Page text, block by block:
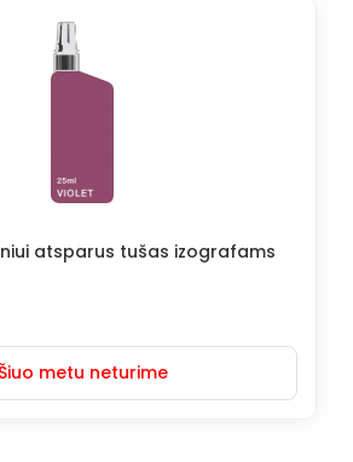
atsparus tušas izografams
Šiuo metu neturime